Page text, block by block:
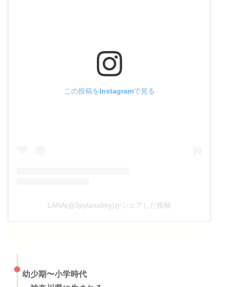
この投稿をInstagramで見る
LANA(@3pylanabby)がシェアした投稿
幼少期〜小学時代